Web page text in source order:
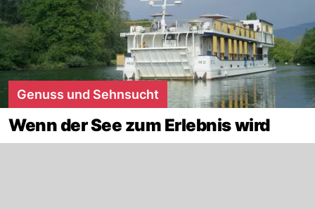
Genuss und Sehnsucht
Wenn der See zum Erlebnis wird